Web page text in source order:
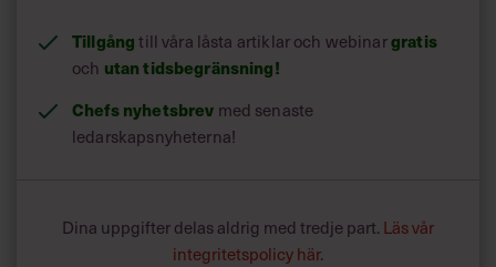
Tillgångtill våra låsta artiklar och webinargratis
och utan tidsbegränsning!
Chefs nyhetsbrev med senaste
ledarskapsnyheterna!
Dina uppgifter delas aldrig med tredje part. Läs vår
integritetspolicy här.